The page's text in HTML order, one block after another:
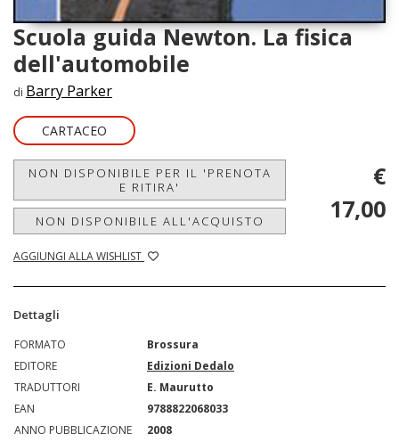
Scuola guida Newton. La fisica
dell'automobile
di Barry Parker
CARTACEO
NON DISPONIBILE PER IL 'PRENOTA
E RITIRA'
NON DISPONIBILE ALL'ACQUISTO
AGGIUNGI ALLA WISHLIST
€
17,00
Dettagli
FORMATO
Brossura
EDITORE
Edizioni Dedalo
TRADUTTORI
E. Maurutto
EAN
9788822068033
ANNO PUBBLICAZIONE
2008